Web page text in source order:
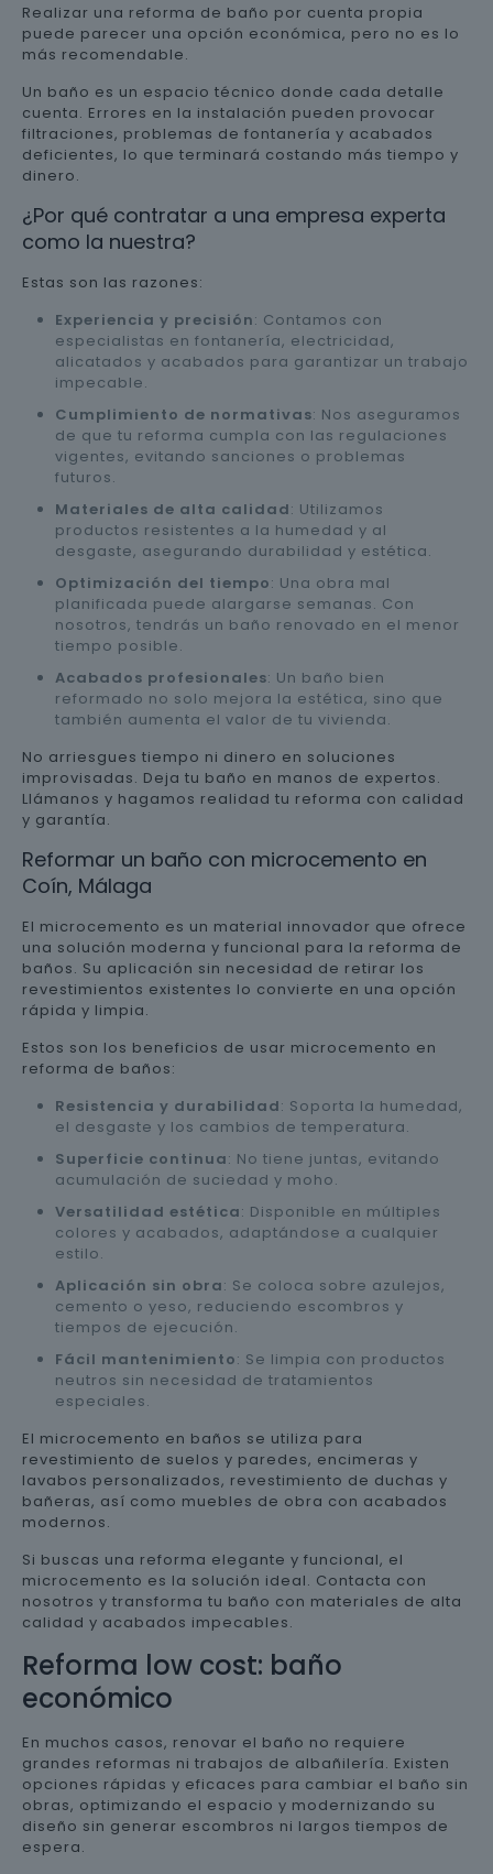
Realizar una reforma de baño por cuenta propia
puede parecer una opción económica, pero no es lo
más recomendable.
Un baño es un espacio técnico donde cada detalle
cuenta. Errores en la instalación pueden provocar
filtraciones, problemas de fontanería y acabados
deficientes, lo que terminará costando más tiempo y
dinero.
¿Por qué contratar a una empresa experta
como la nuestra?
Estas son las razones:
Experiencia y precisión: Contamos con
especialistas en fontanería, electricidad,
alicatados y acabados para garantizar un trabajo
impecable.
Cumplimiento de normativas: Nos aseguramos
de que tu reforma cumpla con las regulaciones
vigentes, evitando sanciones o problemas
futuros.
Materiales de alta calidad: Utilizamos
productos resistentes a la humedad y al
desgaste, asegurando durabilidad y estética.
Optimización del tiempo: Una obra mal
planificada puede alargarse semanas. Con
nosotros, tendrás un baño renovado en el menor
tiempo posible.
Acabados profesionales: Un baño bien
reformado no solo mejora la estética, sino que
también aumenta el valor de tu vivienda.
No arriesgues tiempo ni dinero en soluciones
improvisadas. Deja tu baño en manos de expertos.
Llámanos y hagamos realidad tu reforma con calidad
y garantía.
Reformar un baño con microcemento en
Coín, Málaga
El microcemento es un material innovador que ofrece
una solución moderna y funcional para la reforma de
baños. Su aplicación sin necesidad de retirar los
revestimientos existentes lo convierte en una opción
rápida y limpia.
Estos son los beneficios de usar microcemento en
reforma de baños:
Resistencia y durabilidad: Soporta la humedad,
el desgaste y los cambios de temperatura.
Superficie continua: No tiene juntas, evitando
acumulación de suciedad y moho.
Versatilidad estética: Disponible en múltiples
colores y acabados, adaptándose a cualquier
estilo.
Aplicación sin obra: Se coloca sobre azulejos,
cemento o yeso, reduciendo escombros y
tiempos de ejecución.
Fácil mantenimiento: Se limpia con productos
neutros sin necesidad de tratamientos
especiales.
El microcemento en baños se utiliza para
revestimiento de suelos y paredes, encimeras y
lavabos personalizados, revestimiento de duchas y
bañeras, así como muebles de obra con acabados
modernos.
Si buscas una reforma elegante y funcional, el
microcemento es la solución ideal. Contacta con
nosotros y transforma tu baño con materiales de alta
calidad y acabados impecables.
Reforma low cost: baño
económico
En muchos casos, renovar el baño no requiere
grandes reformas ni trabajos de albañilería. Existen
opciones rápidas y eficaces para cambiar el baño sin
obras, optimizando el espacio y modernizando su
diseño sin generar escombros ni largos tiempos de
espera.